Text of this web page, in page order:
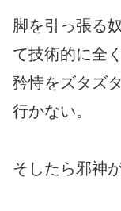
脚を引っ張る
て技術的に全
矜恃をズタズ
行かない。
そしたら邪神